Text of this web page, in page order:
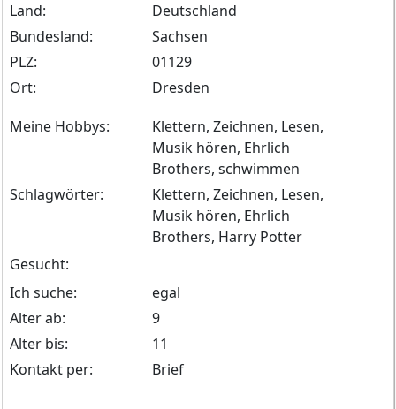
Land:
Deutschland
Bundesland:
Sachsen
PLZ:
01129
Ort:
Dresden
Meine Hobbys:
Klettern, Zeichnen, Lesen,
Musik hören, Ehrlich
Brothers, schwimmen
Schlagwörter:
Klettern, Zeichnen, Lesen,
Musik hören, Ehrlich
Brothers, Harry Potter
Gesucht:
Ich suche:
egal
Alter ab:
9
Alter bis:
11
Kontakt per:
Brief